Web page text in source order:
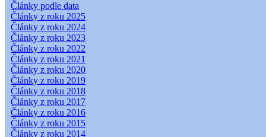
Články podle data
Články z roku 2025
Články z roku 2024
Články z roku 2023
Články z roku 2022
Články z roku 2021
Články z roku 2020
Články z roku 2019
Články z roku 2018
Články z roku 2017
Články z roku 2016
Články z roku 2015
Články z roku 2014